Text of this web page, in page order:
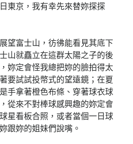
東京，我有幸先來替妳探探
富士山，彷彿能看見其底下
山就矗立在這群太陽之子的後
妳定會怪我總把妳的臉拍得太
要試試投幣式的望遠鏡；在夏
手拿著橙色布條、穿著球衣球
從來不對棒球感興趣的妳定會
星看板合照，或者當個一日球
跟妳的姐妹們說嘴。